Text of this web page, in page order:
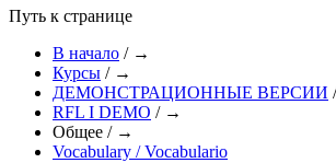
Путь к странице
В начало / →
Курсы / →
ДЕМОНСТРАЦИОННЫЕ ВЕРСИИ /
RFL I DEMO / →
Общее / →
Vocabulary / Vocabulario